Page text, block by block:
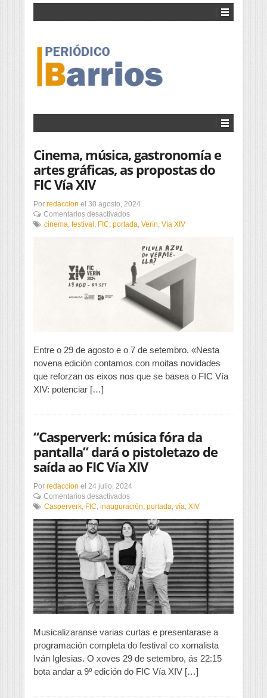
Cinema, música, gastronomía e
artes gráficas, as propostas do
FIC Vía XIV
Por redaccion el 30 agosto, 2024
Comentarios desactivadosen
Cinema,
gastronomía
artes
gráficas,
as
propostas
do
cinema, festival , FIC, portada, Verín, Vía XIV
Entre o 29 de agosto e o 7 de setembro. «Nesta
novena edición contamos con moitas novidades
que reforzan os eixos nos que se basea o FIC Vía
XIV: potenciar […]
“Casperverk: música fóra da
pantalla” dará o pistoletazo de
saída ao FIC Vía XIV
Por redaccion el 24 julio, 2024
Comentarios desactivadosen
“Casperverk:
fóra
da
pantalla”
dará
o
pistoletazo
de
saída
ao
Vía
XIV
Casperverk, FIC, inauguración, portada, vía, XIV
Musicalizaranse varias curtas e presentarase a
programación completa do festival co xornalista
Iván Iglesias. O xoves 29 de setembro, ás 22:15
bota andar a 9º edición do FIC Vía XIV […]